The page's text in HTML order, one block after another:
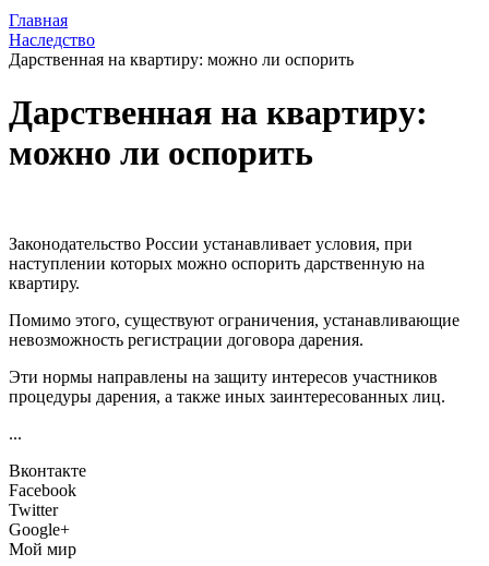
Главная
Наследство
Дарственная на квартиру: можно ли оспорить
Дарственная на квартиру:
можно ли оспорить
Законодательство России устанавливает условия, при
наступлении которых можно оспорить дарственную на
квартиру.
Помимо этого, существуют ограничения, устанавливающие
невозможность регистрации договора дарения.
Эти нормы направлены на защиту интересов участников
процедуры дарения, а также иных заинтересованных лиц.
...
Вконтакте
Facebook
Twitter
Google+
Мой мир